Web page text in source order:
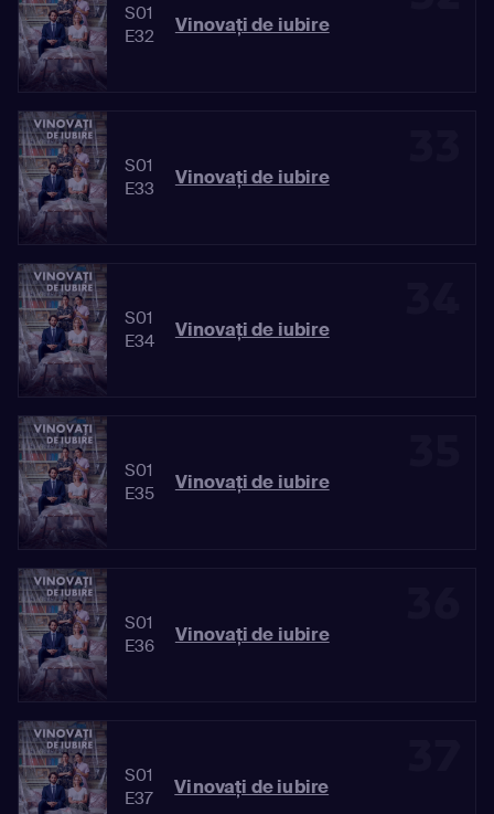
S01
E32
Vinovaţi de iubire
S01
E33
Vinovaţi de iubire
S01
E34
Vinovaţi de iubire
S01
E35
Vinovaţi de iubire
S01
E36
Vinovaţi de iubire
S01
E37
Vinovaţi de iubire